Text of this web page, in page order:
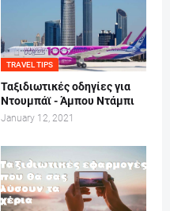
TRAVEL TIPS
Ταξιδιωτικές οδηγίες για
Ντουμπάϊ - Άμπου Ντάμπι
January 12, 2021